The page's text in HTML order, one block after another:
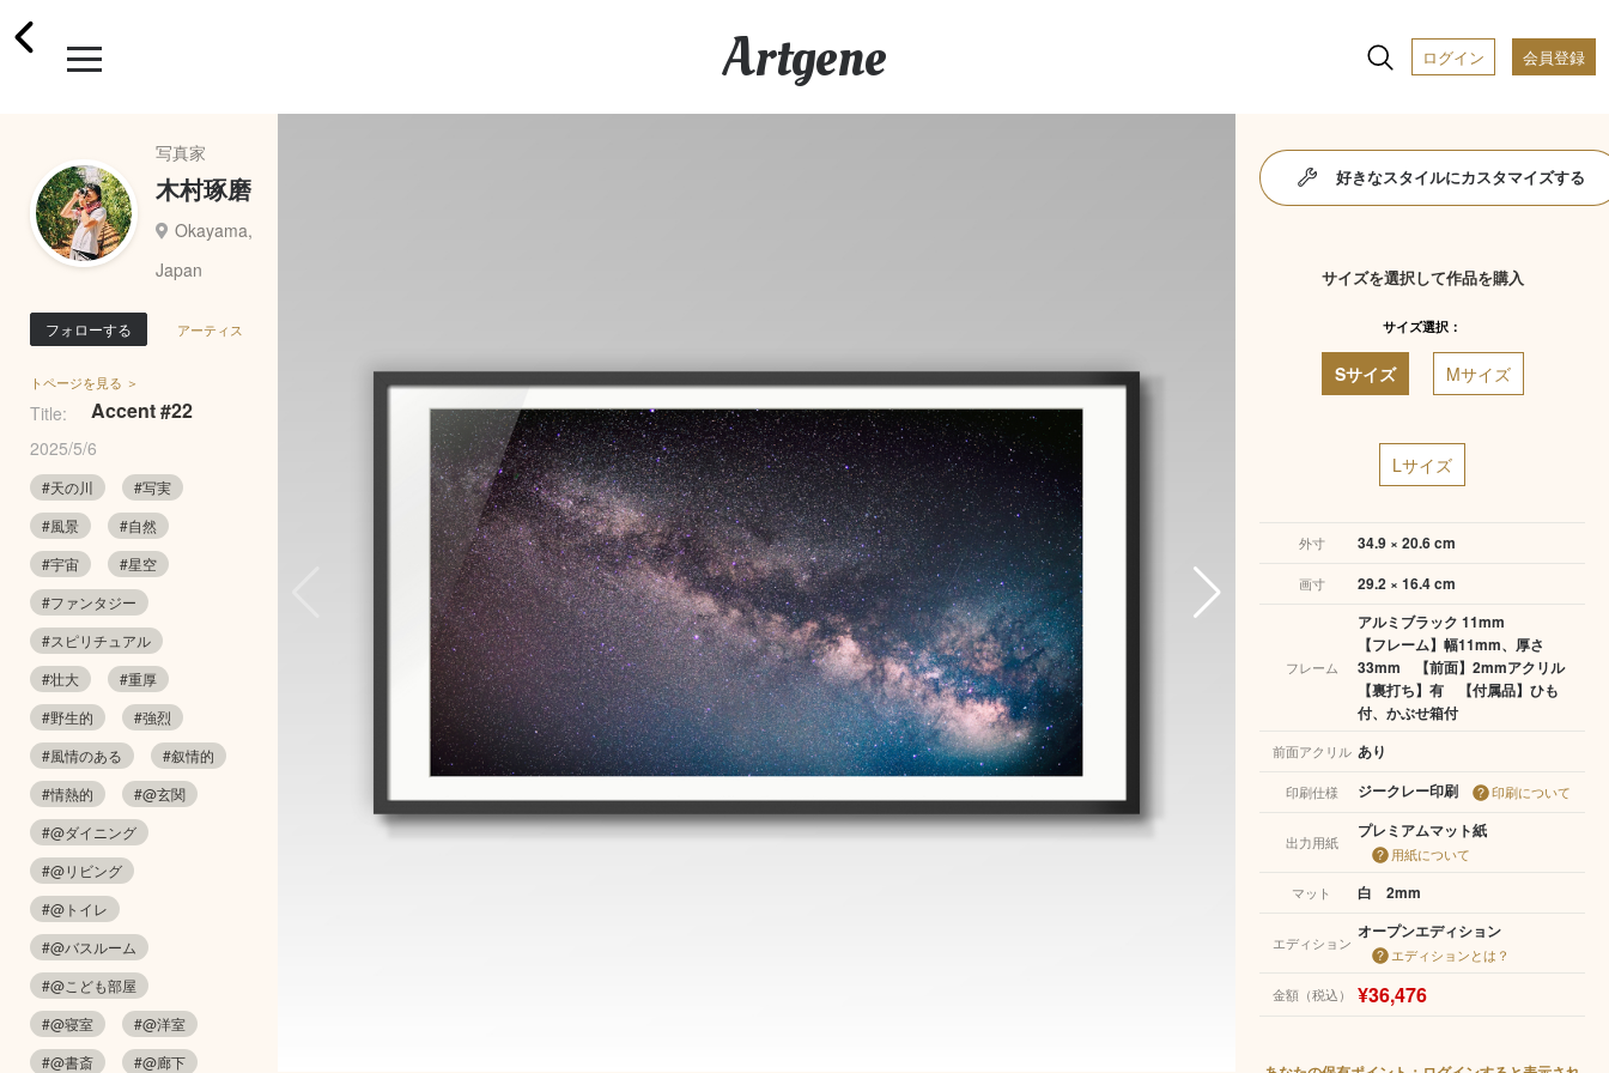
Artgene ログイン 会員登録
写真家
木村琢磨
Okayama,
Japan
フォローする アーティス
トページを見る ＞
Title: Accent #22
2025/5/6
#天の川
#写実
#風景
#自然
#宇宙
#星空
#ファンタジー
#スピリチュアル
#壮大
#重厚
#野生的
#強烈
#風情のある
#叙情的
#情熱的
#@玄関
#@ダイニング
#@リビング
#@トイレ
#@バスルーム
#@こども部屋
#@寝室
#@洋室
#@書斎
#@廊下
好きなスタイルにカスタマイズする
サイズを選択して作品を購入
サイズ選択：
Sサイズ Mサイズ
Lサイズ
外寸 34.9 × 20.6 cm
画寸 29.2 × 16.4 cm
フレーム
アルミブラック 11mm
【フレーム】幅11mm、厚さ
33mm 【前面】2mmアクリル
【裏打ち】有 【付属品】ひも
付、かぶせ箱付
前面アクリル あり
印刷仕様 ジークレー印刷 印刷について
出力用紙
プレミアムマット紙
用紙について
マット
白 2mm
エディション
オープンエディション
エディションとは？
金額（税込） ¥36,476